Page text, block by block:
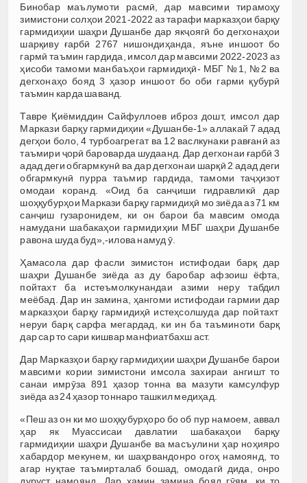
Бинобар маълумоти расмӣ, дар мавсими тирамоҳу
зимистони солҳои 2021-2022 аз тарафи марказҳои барқу
гармидиҳии шаҳри Душанбе дар якҷоягӣ бо дегхонаҳои
шарқиву ғарбӣ 2767 нишондиҳанда, яъне иншоот бо
гармӣ таъмин гардида, имсол дар мавсими 2022-2023 аз
ҳисоби тамоми манбаъҳои гармидиҳӣ- МБГ №1, №2 ва
дегхонаҳо бояд 3 ҳазор иншоот бо оби гарми қубурӣ
таъмин карда шаванд.
Тавре Қиёмиддин Сайфуллоев иброз дошт, имсол дар
Маркази барқу гармидиҳии «Душанбе-1» аллакай 7 адад
дегҳои боло, 4 турбоагрегат ва 12 васлкунаки равғанӣ аз
таъмири ҷорӣ бароварда шудаанд. Дар дегхонаи ғарбӣ 3
адад деги обгармкунӣ ва дар дегхонаи шарқӣ 2 адад деги
обгармкунӣ пурра таъмир гардида, тамоми таҷҳизот
омодаи коранд. «Оид ба санҷиши гидравликӣ дар
шоҳқубурҳои Маркази барқу гармидиҳӣ мо зиёда аз 71 км
санҷиш гузаронидем, ки он барои ба мавсим омода
намудани шабакаҳои гармидиҳии МБГ шаҳри Душанбе
равона шуда буд»,-илова намуд ӯ.
Ҳамасола дар фасли зимистон истифодаи барқ дар
шаҳри Душанбе зиёда аз ду баробар афзоиш ёфта,
пойтахт ба истеъмолкунандаи азими неру табдил
меёбад. Дар ин замина, ҳангоми истифодаи гармии дар
марказҳои барқу гармидиҳӣ истеҳсолшуда дар пойтахт
неруи барқ сарфа мегардад, ки ин ба таъминоти барқ
дар сар то сари кишвар манфиатбахш аст.
Дар Марказҳои барқу гармидиҳии шаҳри Душанбе барои
мавсими кории зимистони имсола захираи ангишт то
санаи имрӯза 891 ҳазор тонна ва мазути камсулфур
зиёда аз 24 ҳазор тоннаро ташкил медиҳад.
«Пеш аз он ки мо шоҳқубурҳоро бо об пур намоем, аввал
ҳар як Муассисаи давлатии шабакаҳои барқу
гармидиҳии шаҳри Душанбе ва масъулини ҳар ноҳияро
хабардор мекунем, ки шаҳрвандонро огоҳ намоянд, то
агар нуқтае таъмирталаб бошад, омодагӣ дида, онро
дуруст намоянд. Дар ҳамин замина бояд гӯям, ки то